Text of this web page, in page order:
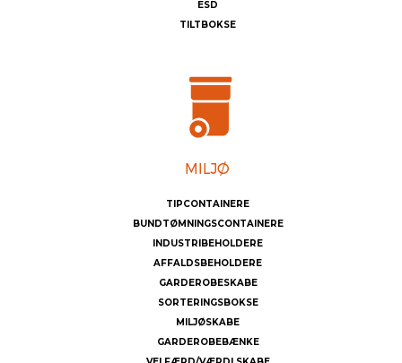
ESD
TILTBOKSE
TIPCONTAINERE
BUNDTØMNINGSCONTAINERE
INDUSTRIBEHOLDERE
AFFALDSBEHOLDERE
GARDEROBESKABE
SORTERINGSBOKSE
MILJØSKABE
GARDEROBEBÆNKE